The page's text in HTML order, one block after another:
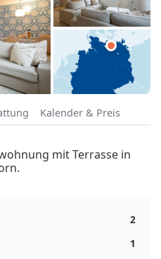
Kalender & Preis
mit Terrasse in
2
1